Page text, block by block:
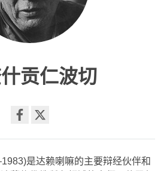
贡仁波切
facebook
是达赖喇嘛的主要辩经伙伴和